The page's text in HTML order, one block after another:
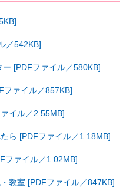
／542KB]
ー [PDFファイル／580KB]
ファイル／857KB]
イル／2.55MB]
ら [PDFファイル／1.18MB]
ファイル／1.02MB]
教室 [PDFファイル／847KB]